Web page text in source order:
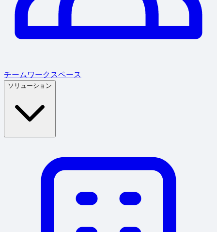
チームワークスペース
ソリューション